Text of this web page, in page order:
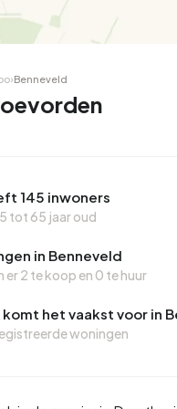
Hoekwoning
›Benneveld
145 inwoners
tot 65 jaar oud
in Benneveld
er2 te koop en 0 te huur
komt het vaakst voor in
woningen